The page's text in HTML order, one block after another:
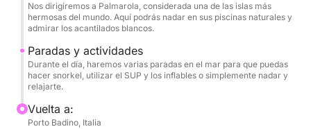
Esta excursión está diseñada para ofrecer una
explorar la belleza de la costa a pie. A bordo, todas
tus necesidades estarán cubiertas: podrás disfrutar
de una botella de champán y escuchar tu música
favorita gracias al estéreo, mientras disfrutas de una
de las vistas más hermosas del mundo.
Nos dirigiremos a Palmarola, considerada una de las islas más
hermosas del mundo. Aquí podrás nadar en sus piscinas naturales y
admirar los acantilados blancos.
Paradas y actividades
Durante el día, haremos varias paradas en el mar para que puedas
hacer snorkel, utilizar el SUP y los inflables o simplemente nadar y
relajarte.
Vuelta a:
Porto Badino, Italia